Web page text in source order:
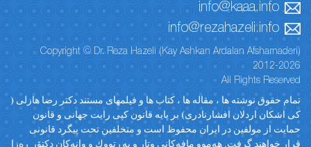
info@kaaa.info
info@rezahazeli.info
Copyright © Dr. Reza Hazeli (Kay Ashkan Ardalan Afsharnaderi)
2012-2026
All Rights Reserved
تمام حقوق نوشته ها ، مقاله ها ، کتاب ها و فیلمهای مستند دکتر رضا هازلی (
کی اشکان اردلان افشارنادری) بر پایه قانون کپی رایت جهانی و قانون
حمایت از مولفین در ایران محفوظ است و متخلفین تحت پیگرد قانونی
قرار خواهند گرفت. ‎هەموو مافەکانی وتار و پەڕتووك و وانەکان دکتۆر ڕەزا